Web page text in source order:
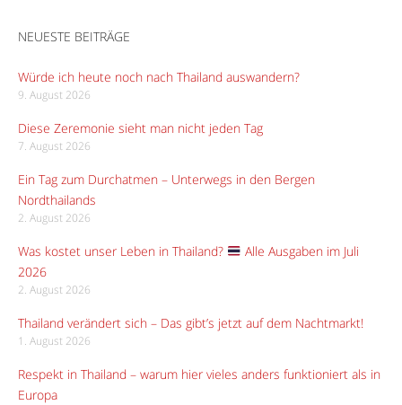
NEUESTE BEITRÄGE
Würde ich heute noch nach Thailand auswandern?
9. August 2026
Diese Zeremonie sieht man nicht jeden Tag
7. August 2026
Ein Tag zum Durchatmen – Unterwegs in den Bergen
Nordthailands
2. August 2026
Was kostet unser Leben in Thailand?
Alle Ausgaben im Juli
2026
2. August 2026
Thailand verändert sich – Das gibt’s jetzt auf dem Nachtmarkt!
1. August 2026
Respekt in Thailand – warum hier vieles anders funktioniert als in
Europa